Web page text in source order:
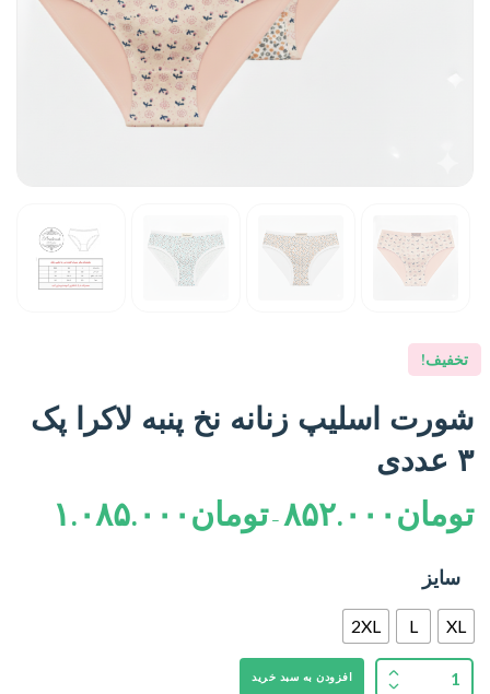
تخفیف!
شورت اسلیپ زنانه نخ پنبه لاکرا پک
۳ عددی
تومان۸۵۲.۰۰۰ – تومان۱.۰۸۵.۰۰۰
سایز
XL
L
2XL
افزودن به سبد خرید